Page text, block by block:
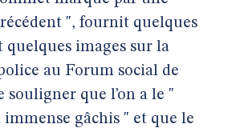
", fournit quelques
images sur la
au Forum social de
souligner que l’on a le "
immense gâchis " et que le